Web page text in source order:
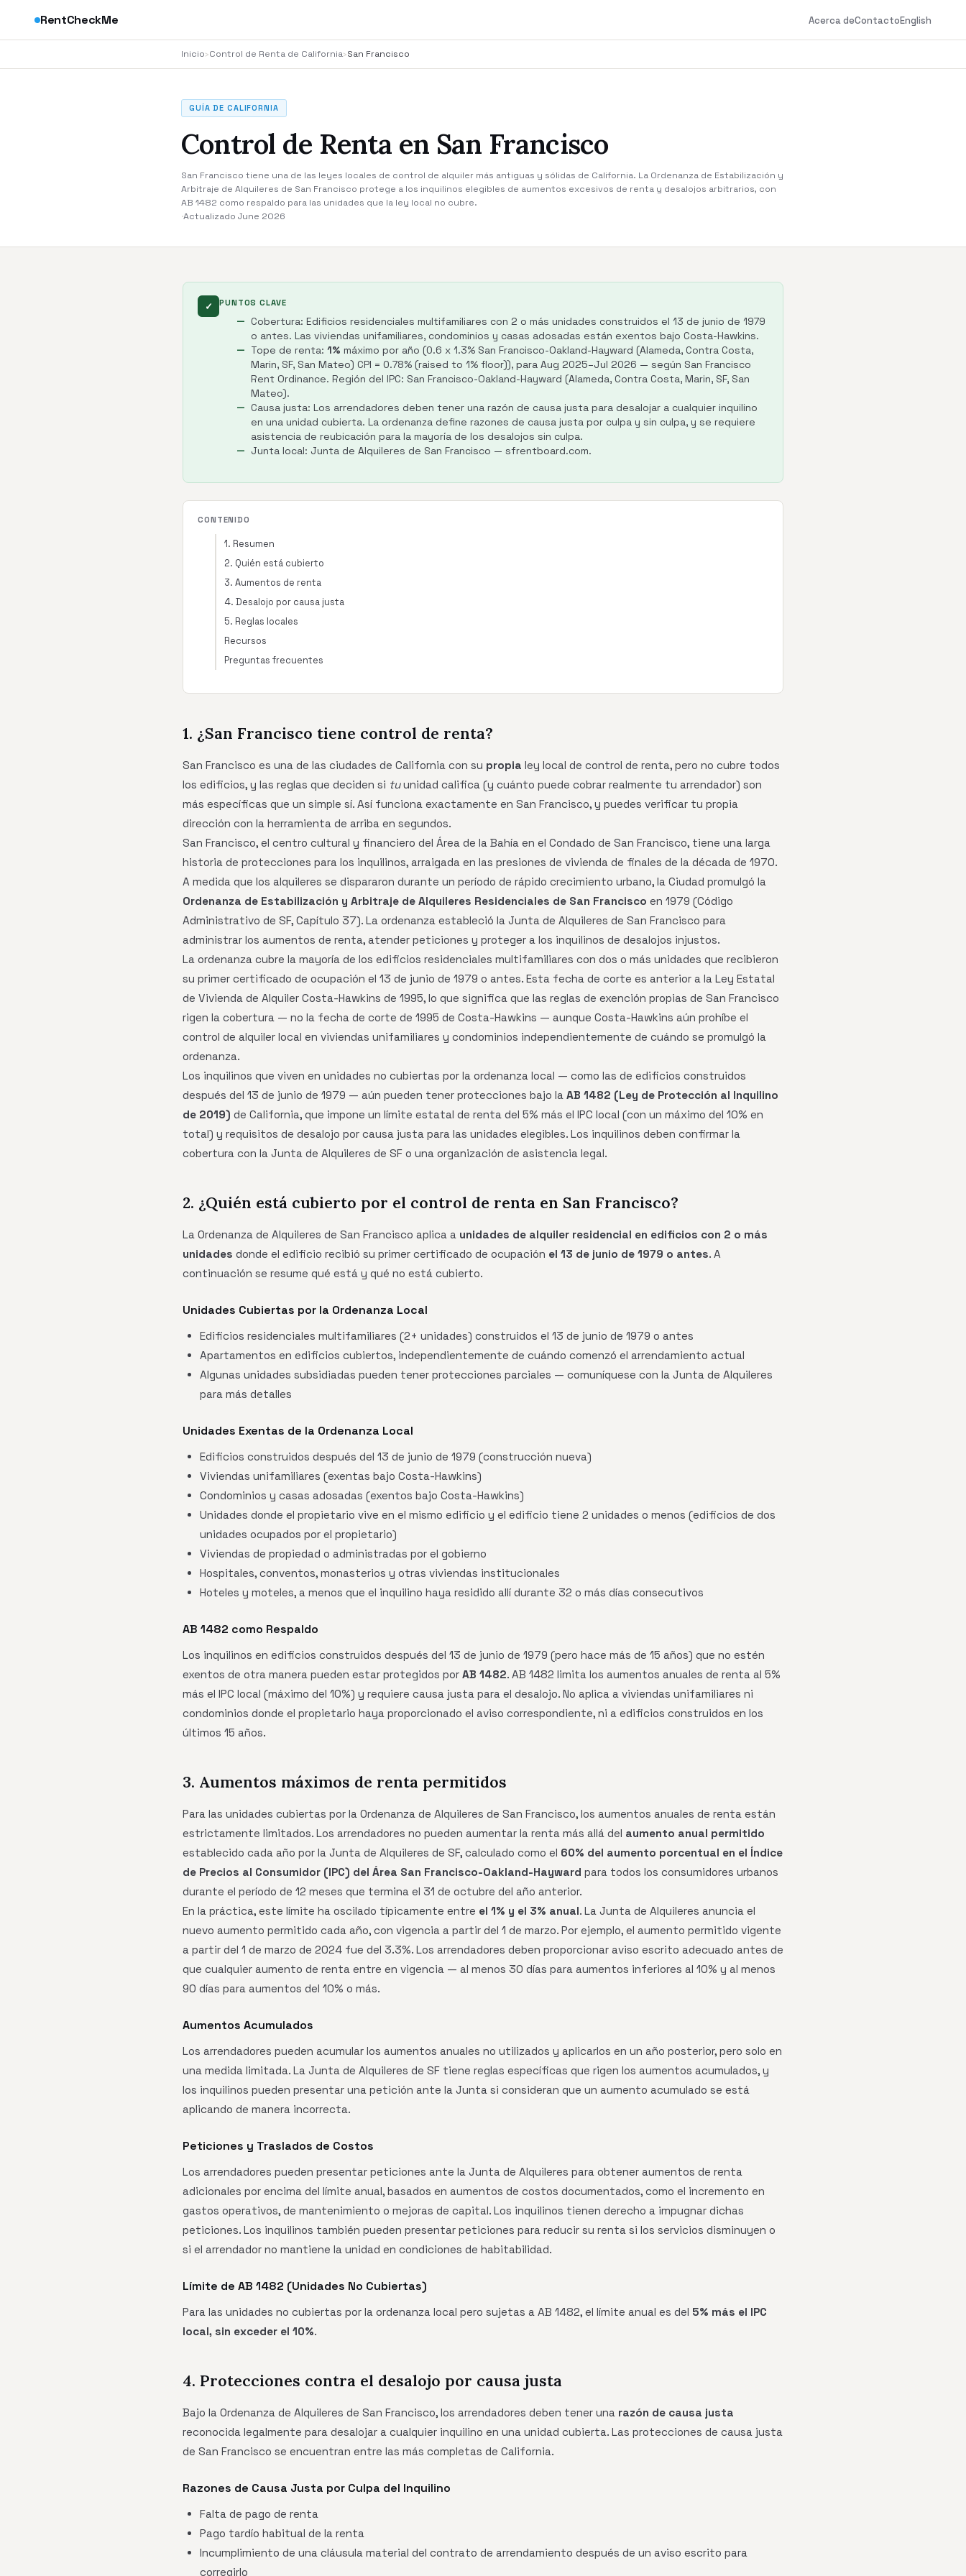
RentCheckMe Acerca deContactoEnglish
Inicio›Control de Renta de California›San Francisco
GUÍA DE CALIFORNIA
Control de Renta en San Francisco
San Francisco tiene una de las leyes locales de control de alquiler más antiguas y sólidas de California. La Ordenanza de Estabilización y
Arbitraje de Alquileres de San Francisco protege a los inquilinos elegibles de aumentos excesivos de renta y desalojos arbitrarios, con
AB 1482 como respaldo para las unidades que la ley local no cubre.
·Actualizado June 2026
✓ PUNTOS CLAVE
Cobertura: Edificios residenciales multifamiliares con 2 o más unidades construidos el 13 de junio de 1979
o antes. Las viviendas unifamiliares, condominios y casas adosadas están exentos bajo Costa-Hawkins.
Tope de renta: 1% máximo por año (0.6 x 1.3% San Francisco-Oakland-Hayward (Alameda, Contra Costa,
Marin, SF, San Mateo) CPI = 0.78% (raised to 1% floor)), para Aug 2025–Jul 2026 — según San Francisco
Rent Ordinance. Región del IPC: San Francisco-Oakland-Hayward (Alameda, Contra Costa, Marin, SF, San
Mateo).
Causa justa: Los arrendadores deben tener una razón de causa justa para desalojar a cualquier inquilino
en una unidad cubierta. La ordenanza define razones de causa justa por culpa y sin culpa, y se requiere
asistencia de reubicación para la mayoría de los desalojos sin culpa.
Junta local: Junta de Alquileres de San Francisco — sfrentboard.com.
CONTENIDO
1. Resumen
2. Quién está cubierto
3. Aumentos de renta
4. Desalojo por causa justa
5. Reglas locales
Recursos
Preguntas frecuentes
1. ¿San Francisco tiene control de renta?
San Francisco es una de las ciudades de California con su propia ley local de control de renta, pero no cubre todos
los edificios, y las reglas que deciden si tuunidad califica (y cuánto puede cobrar realmente tu arrendador) son
más específicas que un simple sí. Así funciona exactamente en San Francisco, y puedes verificar tu propia
dirección con la herramienta de arriba en segundos.
San Francisco, el centro cultural y financiero del Área de la Bahía en el Condado de San Francisco, tiene una larga
historia de protecciones para los inquilinos, arraigada en las presiones de vivienda de finales de la década de 1970.
A medida que los alquileres se dispararon durante un período de rápido crecimiento urbano, la Ciudad promulgó la
Ordenanza de Estabilización y Arbitraje de Alquileres Residenciales de San Francisco en 1979 (Código
Administrativo de SF, Capítulo 37). La ordenanza estableció la Junta de Alquileres de San Francisco para
administrar los aumentos de renta, atender peticiones y proteger a los inquilinos de desalojos injustos.
La ordenanza cubre la mayoría de los edificios residenciales multifamiliares con dos o más unidades que recibieron
su primer certificado de ocupación el 13 de junio de 1979 o antes. Esta fecha de corte es anterior a la Ley Estatal
de Vivienda de Alquiler Costa-Hawkins de 1995, lo que significa que las reglas de exención propias de San Francisco
rigen la cobertura — no la fecha de corte de 1995 de Costa-Hawkins — aunque Costa-Hawkins aún prohíbe el
control de alquiler local en viviendas unifamiliares y condominios independientemente de cuándo se promulgó la
ordenanza.
Los inquilinos que viven en unidades no cubiertas por la ordenanza local — como las de edificios construidos
después del 13 de junio de 1979 — aún pueden tener protecciones bajo la AB 1482 (Ley de Protección al Inquilino
de 2019) de California, que impone un límite estatal de renta del 5% más el IPC local (con un máximo del 10% en
total) y requisitos de desalojo por causa justa para las unidades elegibles. Los inquilinos deben confirmar la
cobertura con la Junta de Alquileres de SF o una organización de asistencia legal.
2. ¿Quién está cubierto por el control de renta en San Francisco?
La Ordenanza de Alquileres de San Francisco aplica a unidades de alquiler residencial en edificios con 2 o más
unidades donde el edificio recibió su primer certificado de ocupación el 13 de junio de 1979 o antes. A
continuación se resume qué está y qué no está cubierto.
Unidades Cubiertas por la Ordenanza Local
Edificios residenciales multifamiliares (2+ unidades) construidos el 13 de junio de 1979 o antes
Apartamentos en edificios cubiertos, independientemente de cuándo comenzó el arrendamiento actual
Algunas unidades subsidiadas pueden tener protecciones parciales — comuníquese con la Junta de Alquileres
para más detalles
Unidades Exentas de la Ordenanza Local
Edificios construidos después del 13 de junio de 1979 (construcción nueva)
Viviendas unifamiliares (exentas bajo Costa-Hawkins)
Condominios y casas adosadas (exentos bajo Costa-Hawkins)
Unidades donde el propietario vive en el mismo edificio y el edificio tiene 2 unidades o menos (edificios de dos
unidades ocupados por el propietario)
Viviendas de propiedad o administradas por el gobierno
Hospitales, conventos, monasterios y otras viviendas institucionales
Hoteles y moteles, a menos que el inquilino haya residido allí durante 32 o más días consecutivos
AB 1482 como Respaldo
Los inquilinos en edificios construidos después del 13 de junio de 1979 (pero hace más de 15 años) que no estén
exentos de otra manera pueden estar protegidos por AB 1482. AB 1482 limita los aumentos anuales de renta al 5%
más el IPC local (máximo del 10%) y requiere causa justa para el desalojo. No aplica a viviendas unifamiliares ni
condominios donde el propietario haya proporcionado el aviso correspondiente, ni a edificios construidos en los
últimos 15 años.
3. Aumentos máximos de renta permitidos
Para las unidades cubiertas por la Ordenanza de Alquileres de San Francisco, los aumentos anuales de renta están
estrictamente limitados. Los arrendadores no pueden aumentar la renta más allá del aumento anual permitido
establecido cada año por la Junta de Alquileres de SF, calculado como el 60% del aumento porcentual en el Índice
de Precios al Consumidor (IPC) del Área San Francisco-Oakland-Hayward para todos los consumidores urbanos
durante el período de 12 meses que termina el 31 de octubre del año anterior.
En la práctica, este límite ha oscilado típicamente entre el 1% y el 3% anual. La Junta de Alquileres anuncia el
nuevo aumento permitido cada año, con vigencia a partir del 1 de marzo. Por ejemplo, el aumento permitido vigente
a partir del 1 de marzo de 2024 fue del 3.3%. Los arrendadores deben proporcionar aviso escrito adecuado antes de
que cualquier aumento de renta entre en vigencia — al menos 30 días para aumentos inferiores al 10% y al menos
90 días para aumentos del 10% o más.
Aumentos Acumulados
Los arrendadores pueden acumular los aumentos anuales no utilizados y aplicarlos en un año posterior, pero solo en
una medida limitada. La Junta de Alquileres de SF tiene reglas específicas que rigen los aumentos acumulados, y
los inquilinos pueden presentar una petición ante la Junta si consideran que un aumento acumulado se está
aplicando de manera incorrecta.
Peticiones y Traslados de Costos
Los arrendadores pueden presentar peticiones ante la Junta de Alquileres para obtener aumentos de renta
adicionales por encima del límite anual, basados en aumentos de costos documentados, como el incremento en
gastos operativos, de mantenimiento o mejoras de capital. Los inquilinos tienen derecho a impugnar dichas
peticiones. Los inquilinos también pueden presentar peticiones para reducir su renta si los servicios disminuyen o
si el arrendador no mantiene la unidad en condiciones de habitabilidad.
Límite de AB 1482 (Unidades No Cubiertas)
Para las unidades no cubiertas por la ordenanza local pero sujetas a AB 1482, el límite anual es del 5% más el IPC
local, sin exceder el 10%.
4. Protecciones contra el desalojo por causa justa
Bajo la Ordenanza de Alquileres de San Francisco, los arrendadores deben tener una razón de causa justa
reconocida legalmente para desalojar a cualquier inquilino en una unidad cubierta. Las protecciones de causa justa
de San Francisco se encuentran entre las más completas de California.
Razones de Causa Justa por Culpa del Inquilino
Falta de pago de renta
Pago tardío habitual de la renta
Incumplimiento de una cláusula material del contrato de arrendamiento después de un aviso escrito para
corregirlo